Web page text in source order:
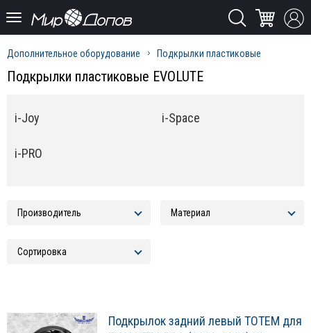
Дополнительное оборудование Подкрылки пластиковые
Подкрылки пластиковые EVOLUTE
i-Joy
i-PRO
i-Space
Подкрылок задний левый TOTEM для